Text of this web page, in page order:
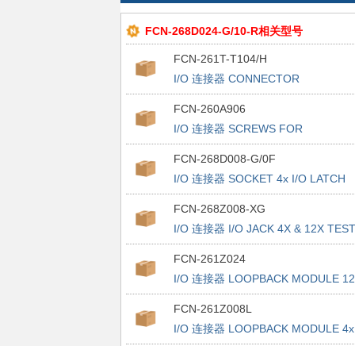
FCN-268D024-G/10-R相关型号
FCN-261T-T104/H
I/O 连接器 CONNECTOR
FCN-260A906
I/O 连接器 SCREWS FOR
CONNECTOR 817-FCN-268D008-
FCN-268D008-G/0F
I/O 连接器 SOCKET 4x I/O LATCH
W/o Mnt Ears
FCN-268Z008-XG
I/O 连接器 I/O JACK 4X & 12X TEST
BOARD KIT 10G
FCN-261Z024
I/O 连接器 LOOPBACK MODULE
FCN-261Z008L
I/O 连接器 LOOPBACK MODULE 4x